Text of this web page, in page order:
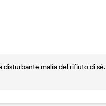
disturbante malìa del rifiuto di sé.